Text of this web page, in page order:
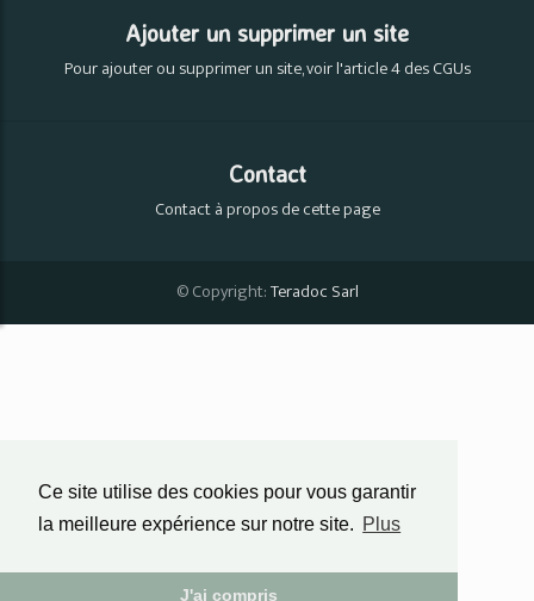
Ce site utilise des cookies pour vous garantir
la meilleure expérience sur notre site. Plus
J'ai compris
Ajouter un supprimer un site
Pour ajouter ou supprimer un site, voir l'article 4 des CGUs
Contact
Contact à propos de cette page
© Copyright:Teradoc Sarl